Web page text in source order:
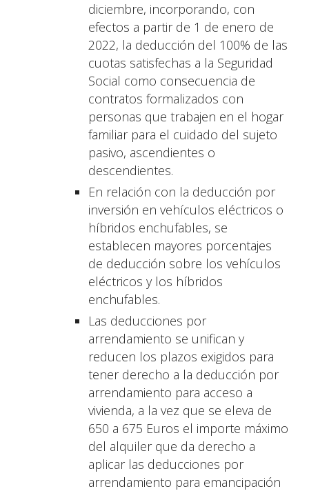
diciembre, incorporando, con
efectos a partir de 1 de enero de
2022, la deducción del 100% de las
cuotas satisfechas a la Seguridad
Social como consecuencia de
contratos formalizados con
personas que trabajen en el hogar
familiar para el cuidado del sujeto
pasivo, ascendientes o
descendientes.
En relación con la deducción por
inversión en vehículos eléctricos o
híbridos enchufables, se
establecen mayores porcentajes
de deducción sobre los vehículos
eléctricos y los híbridos
enchufables.
Las deducciones por
arrendamiento se unifican y
reducen los plazos exigidos para
tener derecho a la deducción por
arrendamiento para acceso a
vivienda, a la vez que se eleva de
650 a 675 Euros el importe máximo
del alquiler que da derecho a
aplicar las deducciones por
arrendamiento para emancipación